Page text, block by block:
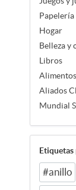
Papelería
Hogar
Belleza y
Libros
Alimentos
Aliados
Mundial
#anillo